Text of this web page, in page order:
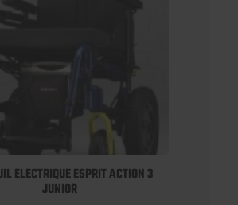
ELECTRIQUE ESPRIT ACTION 3
JUNIOR